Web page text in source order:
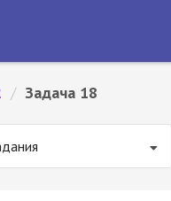
/ Задача 18